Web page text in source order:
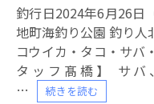
釣行日2024年6月26日
地町海釣り公園 釣り
コウイカ・タコ・サバ
タッフ髙橋】 サ
続きを読む